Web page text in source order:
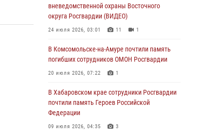
избирательного права
31 июля 2026, 03:26
оказали помощь женщине, потерявшей
сознание во время массового мероприятия
29 июля 2026, 23:24 2
В Хабаровске продолжается акция
«Каникулы с Росгвардией»
29 июля 2026, 02:51
вневедомственной охраны Восточного
округа Росгвардии (ВИДЕО)
24 июля 2026, 03:01 11 1
В Комсомольске-на-Амуре почтили память
погибших сотрудников ОМОН Росгвардии
20 июля 2026, 07:22 1
В Хабаровском крае сотрудники Росгвардии
почтили память Героев Российской
Федерации
09 июля 2026, 04:35 3